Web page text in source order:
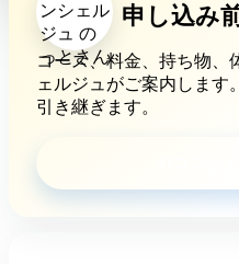
申し込み
コース、料金、持ち物、
ェルジュがご案内します
引き継ぎます。
AIコンシ